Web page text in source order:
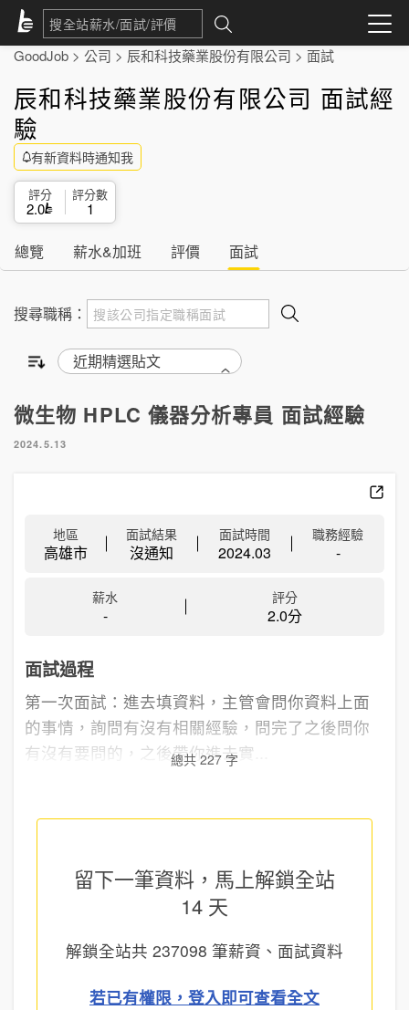
GoodJob > 公司 > 辰和科技藥業股份有限公司 > 面試
辰和科技藥業股份有限公司 面試經
驗
有新資料時通知我
評分
2.0
評分數
1
總覽 薪水&加班 評價 面試
搜尋職稱：
微生物 HPLC 儀器分析專員 面試經驗
2024.5.13
地區
高雄市
面試結果
沒通知
面試時間
2024.03
職務經驗
-
薪水
-
評分
2.0分
面試過程
第一次面試：進去填資料，主管會問你資料上面
的事情，詢問有沒有相關經驗，問完了之後問你
有沒有要問的，之後帶你進去實...
總共 227 字
留下一筆資料，馬上解鎖全站
14 天
解鎖全站共 237098 筆薪資、面試資料
若已有權限，登入即可查看全文